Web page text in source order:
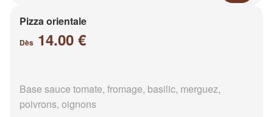
Pizza orientale
Dès 14.00 €
Base sauce tomate, fromage, basilic, merguez,
poivrons, oignons